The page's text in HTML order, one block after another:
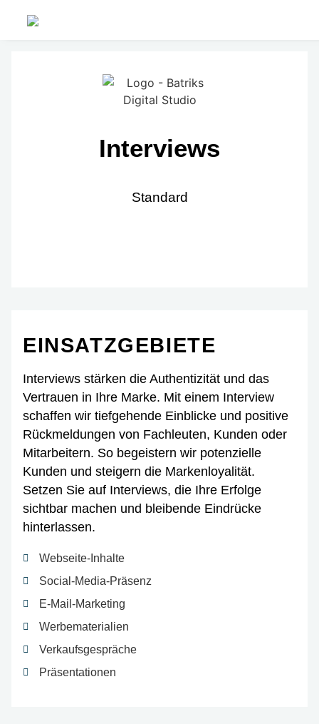
Interviews
Standard
EINSATZGEBIETE
Interviews stärken die Authentizität und das
Vertrauen in Ihre Marke. Mit einem Interview
schaffen wir tiefgehende Einblicke und positive
Rückmeldungen von Fachleuten, Kunden oder
Mitarbeitern. So begeistern wir potenzielle
Kunden und steigern die Markenloyalität.
Setzen Sie auf Interviews, die Ihre Erfolge
sichtbar machen und bleibende Eindrücke
hinterlassen.
Webseite-Inhalte
Social-Media-Präsenz
E-Mail-Marketing
Werbematerialien
Verkaufsgespräche
Präsentationen